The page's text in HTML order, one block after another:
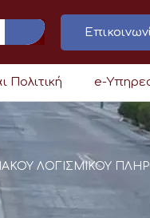
Πολιτική e-
ΛΟΓΙΣΜΙΚΟΥ